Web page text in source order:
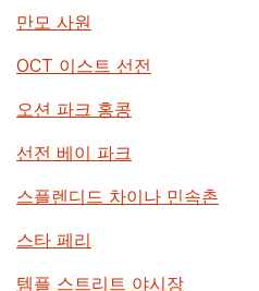
만모 사원
OCT 이스트 선전
오션 파크 홍콩
선전 베이 파크
스플렌디드 차이나 민속촌
스타 페리
템플 스트리트 야시장